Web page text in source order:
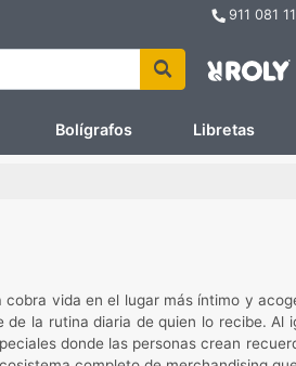
911 081
Bolígrafos Libretas
vida en el lugar más íntimo y
la rutina diaria de quien lo recibe. Al
donde las personas crean